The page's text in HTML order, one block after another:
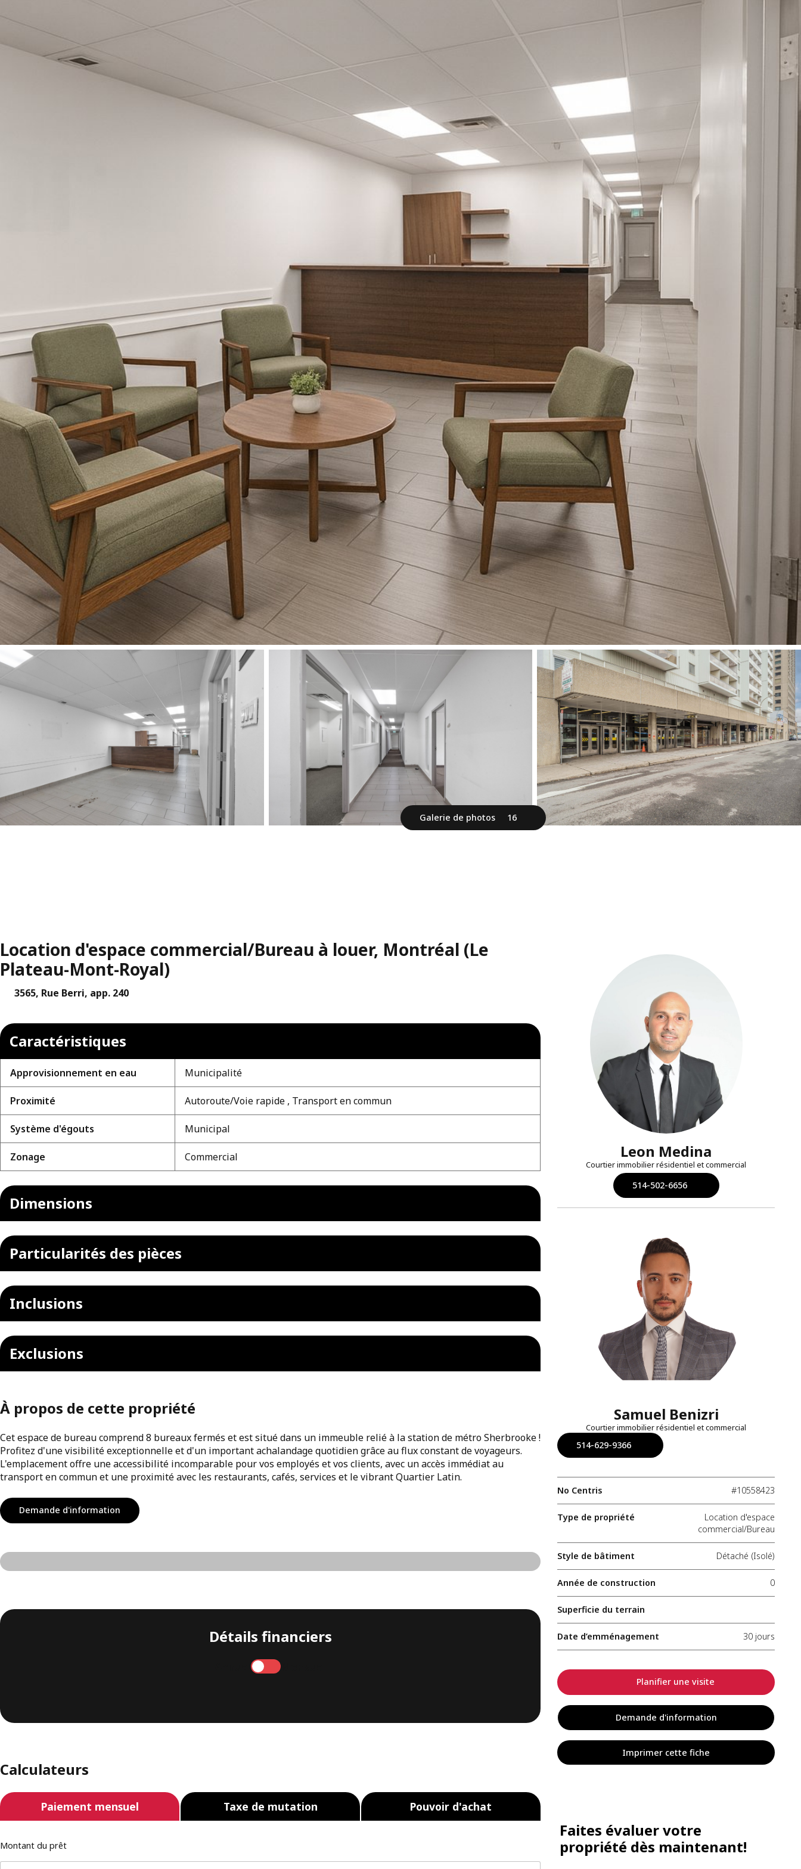
Galerie de photos 16
Location d'espace commercial/Bureau à louer, Montréal (Le
Plateau-Mont-Royal)
3565, Rue Berri, app. 240
Caractéristiques
Approvisionnement en eau Municipalité
Proximité Autoroute/Voie rapide , Transport en commun
Système d'égouts Municipal
Zonage Commercial
Dimensions
Particularités des pièces
Inclusions
Exclusions
À propos de cette propriété
Cet espace de bureau comprend 8 bureaux fermés et est situé dans un immeuble relié à la station de métro Sherbrooke !
Profitez d'une visibilité exceptionnelle et d'un important achalandage quotidien grâce au flux constant de voyageurs.
L'emplacement offre une accessibilité incomparable pour vos employés et vos clients, avec un accès immédiat au
transport en commun et une proximité avec les restaurants, cafés, services et le vibrant Quartier Latin.
Demande d'information
Détails financiers
Annuel
Calculateurs
Paiement mensuel Taxe de mutation Pouvoir d'achat
Montant du prêt
Leon Medina
Courtier immobilier résidentiel et commercial
514-502-6656
Samuel Benizri
Courtier immobilier résidentiel et commercial
514-629-9366
No Centris #10558423
Type de propriété
Location d'espace
commercial/Bureau
Style de bâtiment Détaché (Isolé)
Année de construction 0
Superficie du terrain
Date d’emménagement 30 jours
Planifier une visite
Demande d'information
Imprimer cette fiche
Faites évaluer votre
propriété dès maintenant!